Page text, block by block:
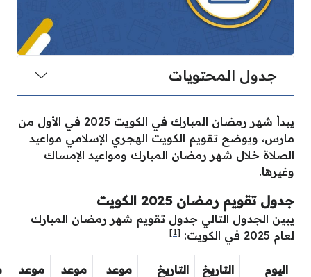
جدول المحتويات
يبدأ شهر رمضان المبارك في الكويت 2025 في الأول من
مارس، ويوضح تقويم الكويت الهجري الإسلامي مواعيد
الصلاة خلال شهر رمضان المبارك ومواعيد الإمساك
وغيرها.
جدول تقويم رمضان 2025 الكويت
يبين الجدول التالي جدول تقويم شهر رمضان المبارك
لعام 2025 في الكويت:
[1]
اليوم
التاريخ
التاريخ
موعد
موعد
موعد